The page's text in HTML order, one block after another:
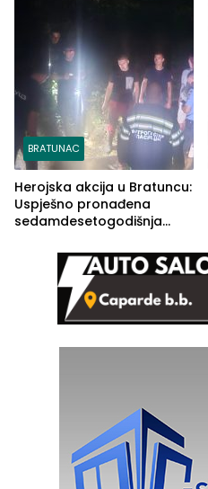
BRATUNAC
Herojska akcija u Bratuncu:
Uspješno pronađena
sedamdesetogodišnja
Kravice.